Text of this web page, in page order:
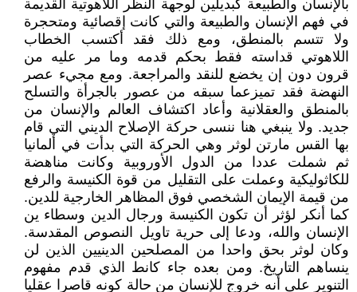
بالإنسان والطبيعة كبديلين لوجهة النظر اللاهوتية القديمة
في فهم الإنسان والطبيعة والتي كانت إقصائية ومتحجرة
ولا تتسم بالمنطق، ومع ذلك فقد أكتسب الخطاب
اللاهوتي قداسته فقط بحكم قدمه وما مر عليه من
قرون دون إن يخضع للنقد والمراجعة. ومع مجيء عصر
النهضة فقد تميزعما سبقه من عصور بالجرأة والتسلح
بالمنطق والعقلانية وأعاد اكتشاف العالم والإنسان من
جديد. ولا ينبغي هنا ننسى حركة الإصلاح الديني التي قام
بها القس مارتن لوثر وهي الحركة التي بدأت في ألمانيا
ثم شملت عددا من الدول الأوروبية وكانت مناهضة
للكاثوليكية وعملت على التقليل من قوة الكنيسة والرفع
من قيمة الإيمان الشخصي فوق المظاهر الخارجية للدين.
كما أنكر لؤثر أن تكون الكنيسة ورجال الدين وسطاء ين
الإنسان والله، ودعا إلى حرية تاويل النصوص المقدسة.
وكان لوثر بحق واحدا من المصلحين الدينيين الذين لن
ينساهم التاريخ. ومن بعده جاء كانط الذي قدم مفهوم
التنوير على أنه خروج للإنسان من حالة كونه قاصرا عقليا